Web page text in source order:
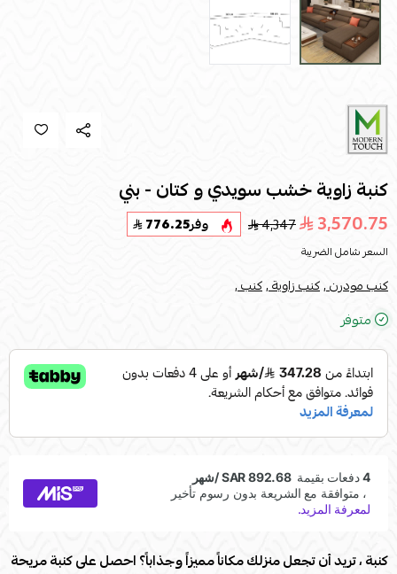
كنبة زاوية خشب سويدي و كتان - بني
3,570.75
4,347 وفر776.25
السعر شامل الضريبة
كنب مودرن ,كنب زاوية ,كنب ,
متوفر
كنبة ، تريد أن تجعل منزلك مكاناً مميزاً وجذاباً؟ احصل على كنبة مريحة